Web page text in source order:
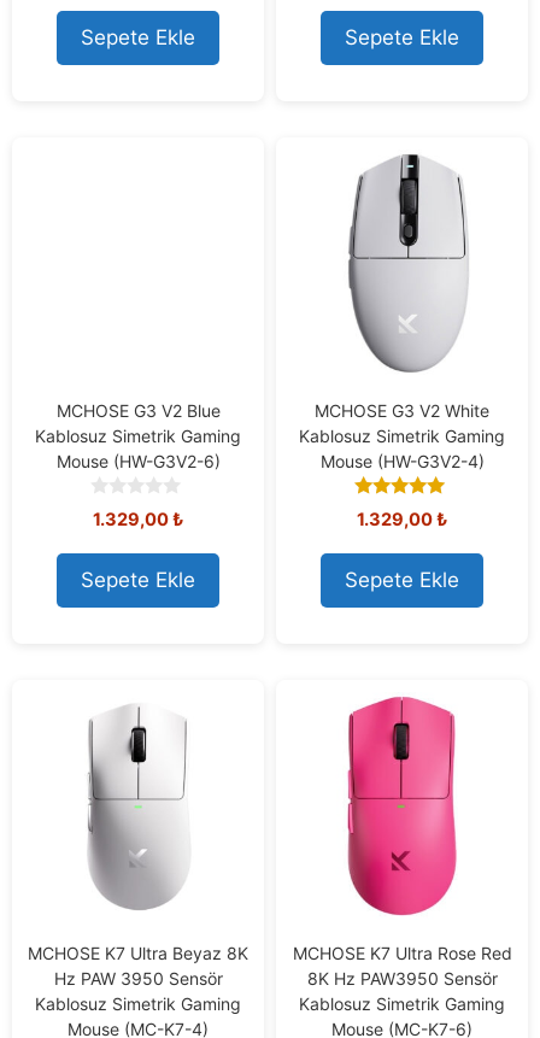
Sepete Ekle Sepete Ekle
MCHOSE G3 V2 Blue
Kablosuz Simetrik Gaming
Mouse (HW-G3V2-6)
0
o
u
t
o
f
1.329,00₺
Sepete Ekle
MCHOSE G3 V2 White
Kablosuz Simetrik Gaming
Mouse (HW-G3V2-4)
5.00
out of 5
1.329,00₺
Sepete Ekle
MCHOSE K7 Ultra Beyaz 8K
Hz PAW 3950 Sensör
Kablosuz Simetrik Gaming
Mouse (MC-K7-4)
MCHOSE K7 Ultra Rose Red
8K Hz PAW3950 Sensör
Kablosuz Simetrik Gaming
Mouse (MC-K7-6)